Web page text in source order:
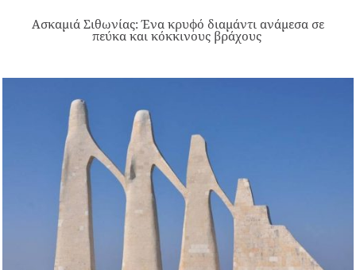
Ασκαμιά Σιθωνίας: Ένα κρυφό διαμάντι ανάμεσα σε
πεύκα και κόκκινους βράχους